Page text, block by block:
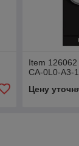
Item
CA-0L0-A3-
Цену